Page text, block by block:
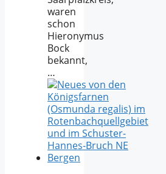
waren
schon
Hieronymus
Bock
bekannt,
…